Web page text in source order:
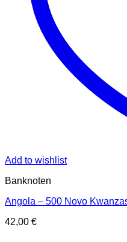
Add to wishlist
Banknoten
Angola – 500 Novo
42,00 €